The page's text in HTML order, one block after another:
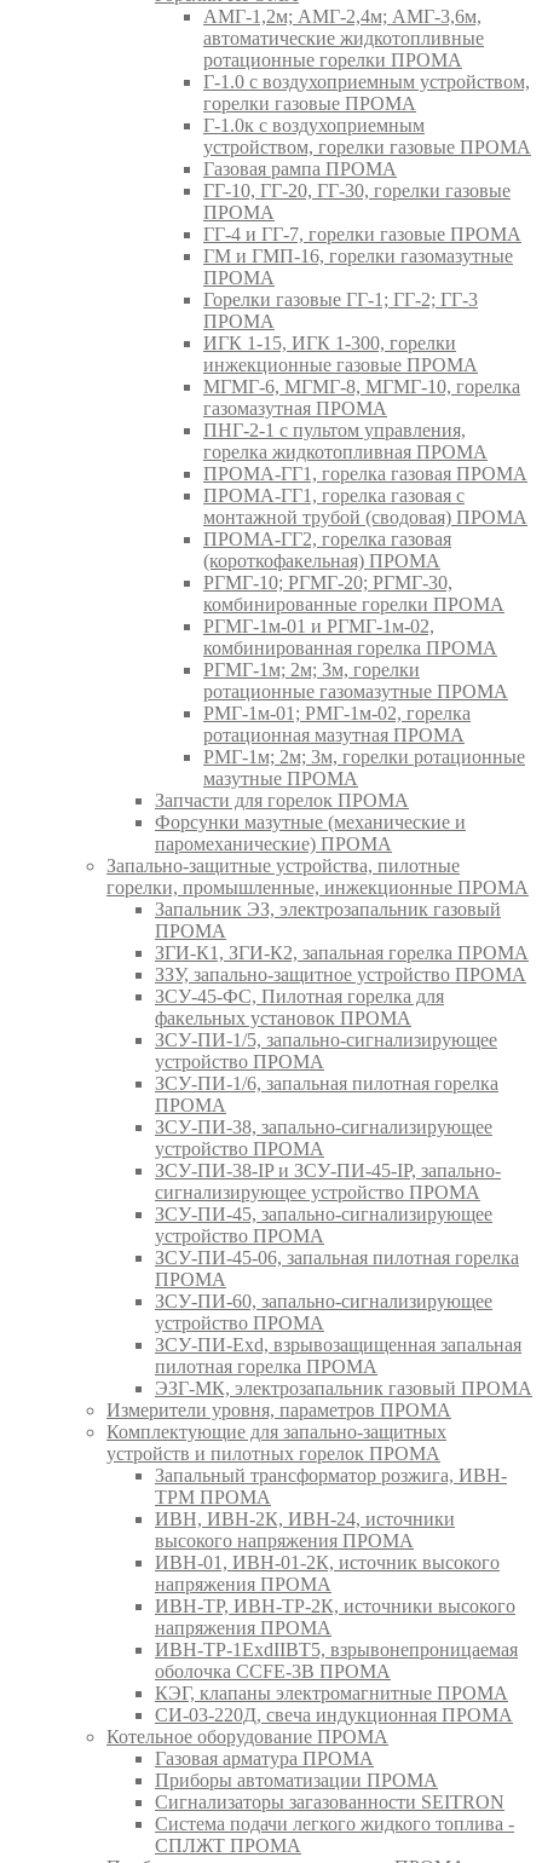
АМГ-1,2м; АМГ-2,4м; АМГ-3,6м,
автоматические жидкотопливные
ротационные горелки ПРОМА
Г-1.0 с воздухоприемным устройством,
горелки газовые ПРОМА
Г-1.0к с воздухоприемным
устройством, горелки газовые ПРОМА
Газовая рампа ПРОМА
ГГ-10, ГГ-20, ГГ-30, горелки газовые
ПРОМА
ГГ-4 и ГГ-7, горелки газовые ПРОМА
ГМ и ГМП-16, горелки газомазутные
ПРОМА
Горелки газовые ГГ-1; ГГ-2; ГГ-3
ПРОМА
ИГК 1-15, ИГК 1-300, горелки
инжекционные газовые ПРОМА
МГМГ-6, МГМГ-8, МГМГ-10, горелка
газомазутная ПРОМА
ПНГ-2-1 с пультом управления,
горелка жидкотопливная ПРОМА
ПРОМА-ГГ1, горелка газовая ПРОМА
ПРОМА-ГГ1, горелка газовая с
монтажной трубой (сводовая) ПРОМА
ПРОМА-ГГ2, горелка газовая
(короткофакельная) ПРОМА
РГМГ-10; РГМГ-20; РГМГ-30,
комбинированные горелки ПРОМА
РГМГ-1м-01 и РГМГ-1м-02,
комбинированная горелка ПРОМА
РГМГ-1м; 2м; 3м, горелки
ротационные газомазутные ПРОМА
РМГ-1м-01; РМГ-1м-02, горелка
ротационная мазутная ПРОМА
РМГ-1м; 2м; 3м, горелки ротационные
мазутные ПРОМА
Запчасти для горелок ПРОМА
Форсунки мазутные (механические и
паромеханические) ПРОМА
Запально-защитные устройства, пилотные
горелки, промышленные, инжекционные ПРОМА
Запальник ЭЗ, электрозапальник газовый
ПРОМА
ЗГИ-К1, ЗГИ-К2, запальная горелка ПРОМА
ЗЗУ, запально-защитное устройство ПРОМА
ЗСУ-45-ФС, Пилотная горелка для
факельных установок ПРОМА
ЗСУ-ПИ-1/5, запально-сигнализирующее
устройство ПРОМА
ЗСУ-ПИ-1/6, запальная пилотная горелка
ПРОМА
ЗСУ-ПИ-38, запально-сигнализирующее
устройство ПРОМА
ЗСУ-ПИ-38-IP и ЗСУ-ПИ-45-IP, запально-
сигнализирующее устройство ПРОМА
ЗСУ-ПИ-45, запально-сигнализирующее
устройство ПРОМА
ЗСУ-ПИ-45-06, запальная пилотная горелка
ПРОМА
ЗСУ-ПИ-60, запально-сигнализирующее
устройство ПРОМА
ЗСУ-ПИ-Exd, взрывозащищенная запальная
пилотная горелка ПРОМА
ЭЗГ-МК, электрозапальник газовый ПРОМА
Измерители уровня, параметров ПРОМА
Комплектующие для запально-защитных
устройств и пилотных горелок ПРОМА
Запальный трансформатор розжига, ИВН-
ТРМ ПРОМА
ИВН, ИВН-2К, ИВН-24, источники
высокого напряжения ПРОМА
ИВН-01, ИВН-01-2К, источник высокого
напряжения ПРОМА
ИВН-ТР, ИВН-ТР-2К, источники высокого
напряжения ПРОМА
ИВН-ТР-1ExdIIBT5, взрывонепроницаемая
оболочка CCFE-3B ПРОМА
КЭГ, клапаны электромагнитные ПРОМА
СИ-03-220Д, свеча индукционная ПРОМА
Котельное оборудование ПРОМА
Газовая арматура ПРОМА
Приборы автоматизации ПРОМА
Сигнализаторы загазованности SEITRON
Система подачи легкого жидкого топлива -
СПЛЖТ ПРОМА